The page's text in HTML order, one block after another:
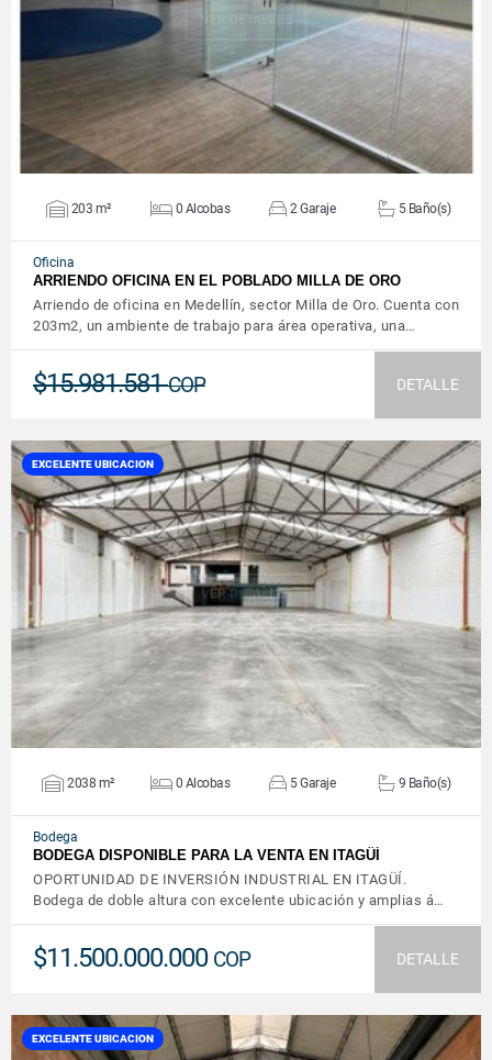
VER DETALLES
203 m² 0 Alcobas 2 Garaje 5 Baño(s)
Oficina
ARRIENDO OFICINA EN EL POBLADO MILLA DE ORO
Arriendo de oficina en Medellín, sector Milla de Oro. Cuenta con
203m2, un ambiente de trabajo para área operativa, una…
$15.981.581COP DETALLE
EXCELENTE UBICACION
VER DETALLES
2038 m² 0 Alcobas 5 Garaje 9 Baño(s)
Bodega
BODEGA DISPONIBLE PARA LA VENTA EN ITAGÜÍ
OPORTUNIDAD DE INVERSIÓN INDUSTRIAL EN ITAGÜÍ.
Bodega de doble altura con excelente ubicación y amplias á…
$11.500.000.000 COP DETALLE
EXCELENTE UBICACION